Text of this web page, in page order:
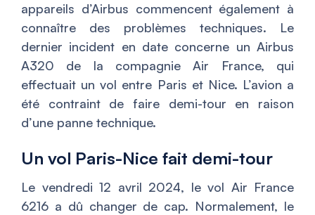
appareils d’Airbus commencent également à
connaître des problèmes techniques. Le
dernier incident en date concerne un Airbus
A320 de la compagnie Air France, qui
effectuait un vol entre Paris et Nice. L’avion a
été contraint de faire demi-tour en raison
d’une panne technique.
Un vol Paris-Nice fait demi-tour
Le vendredi 12 avril 2024, le vol Air France
6216 a dû changer de cap. Normalement, le